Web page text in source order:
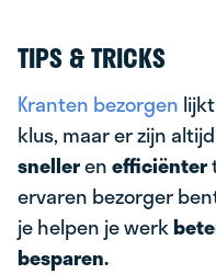
TIPS & TRICKS
Kranten bezorgen
klus, maar er zijn
snellerenefficiënter
ervaren bezorger
je helpen je werk
besparen.